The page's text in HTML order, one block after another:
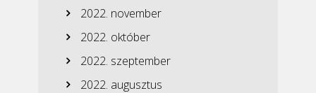
2022. november
2022. október
2022. szeptember
2022. augusztus